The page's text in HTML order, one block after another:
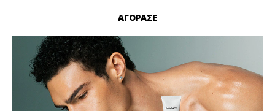
ΑΓΟΡΑΣΕ